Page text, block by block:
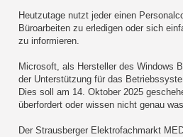
Heutzutage nutzt jeder einen
Büroarbeiten zu erledigen oder sich
zu informieren.
Microsoft, als Hersteller des Windows
der Unterstützung für das
Dies soll am 14. Oktober 2025
überfordert oder wissen nicht genau
Der Strausberger Elektrofachmarkt